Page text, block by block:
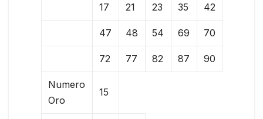
17 21 23 35 42
47 48 54 69 70
72 77 82 87 90
Numero
Oro
15